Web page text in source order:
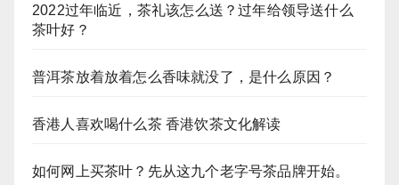
2022过年临近，茶礼该怎么送？过年给领导送什么
茶叶好？
普洱茶放着放着怎么香味就没了，是什么原因？
香港人喜欢喝什么茶 香港饮茶文化解读
如何网上买茶叶？先从这九个老字号茶品牌开始。